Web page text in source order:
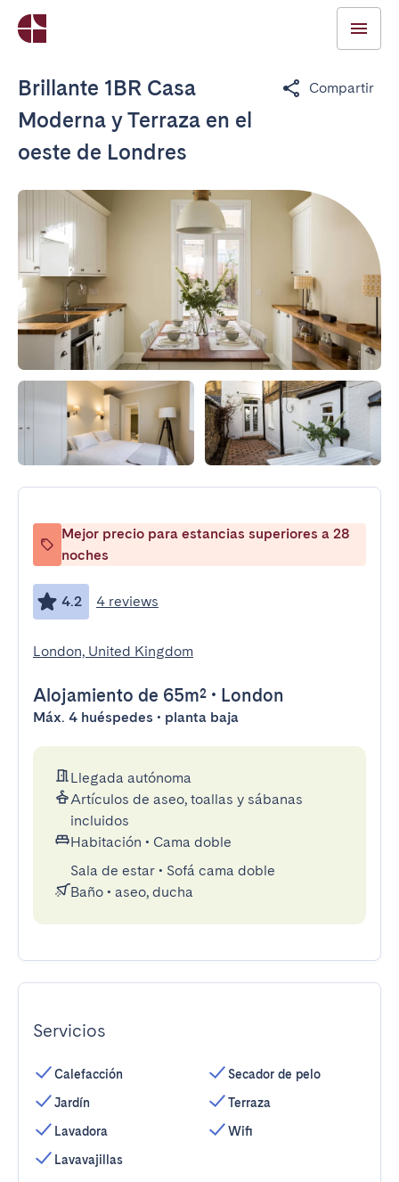
Brillante 1BR Casa
Moderna y Terraza en el
oeste de Londres
Compartir
Mejor precio para estancias superiores a 28
noches
4.2 4 reviews
London, United Kingdom
Alojamiento de 65m² • London
Máx. 4 huéspedes • planta baja
Llegada autónoma
Artículos de aseo, toallas y sábanas
incluidos
Habitación • Cama doble
Sala de estar • Sofá cama doble
Baño • aseo, ducha
Servicios
Calefacción
Jardín
Lavadora
Lavavajillas
Secador de pelo
Terraza
Wifi